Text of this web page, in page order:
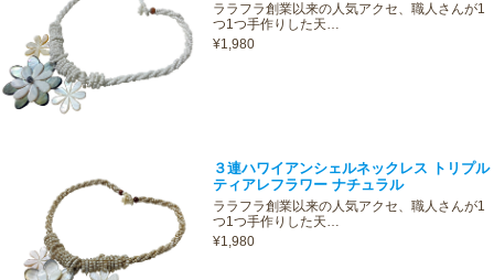
ララフラ創業以来の人気アクセ、職人さんが1
つ1つ手作りした天…
¥1,980
３連ハワイアンシェルネックレス トリプル
ティアレフラワー ナチュラル
ララフラ創業以来の人気アクセ、職人さんが1
つ1つ手作りした天…
¥1,980